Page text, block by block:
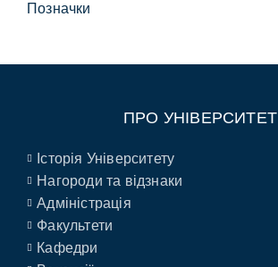
Позначки
ПРО УНІВЕРСИТЕТ
Історія Університету
Нагороди та відзнаки
Адміністрація
Факультети
Кафедри